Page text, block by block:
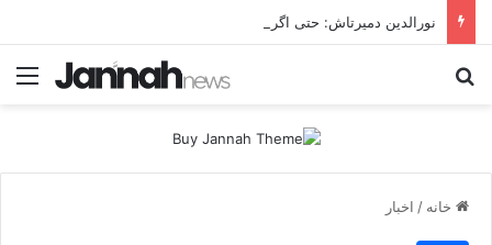
خانه / اخبار